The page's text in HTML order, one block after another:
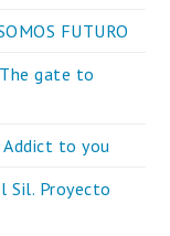
FUTURO
gate to
to you
Sil. Proyecto